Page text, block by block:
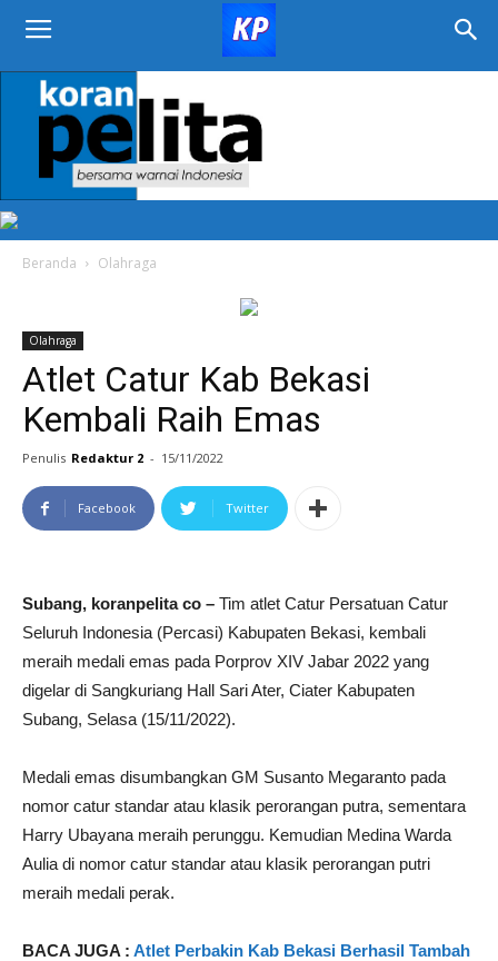
KORAN
PELITA
Beranda Olahraga
Olahraga
Atlet Catur Kab Bekasi
Kembali Raih Emas
Penulis Redaktur 2 - 15/11/2022
Facebook Twitter
Subang, koranpelita co – Tim atlet Catur Persatuan Catur
Seluruh Indonesia (Percasi) Kabupaten Bekasi, kembali
meraih medali emas pada Porprov XIV Jabar 2022 yang
digelar di Sangkuriang Hall Sari Ater, Ciater Kabupaten
Subang, Selasa (15/11/2022).
Medali emas disumbangkan GM Susanto Megaranto pada
nomor catur standar atau klasik perorangan putra, sementara
Harry Ubayana meraih perunggu. Kemudian Medina Warda
Aulia di nomor catur standar atau klasik perorangan putri
meraih medali perak.
BACA JUGA : Atlet Perbakin Kab Bekasi Berhasil Tambah